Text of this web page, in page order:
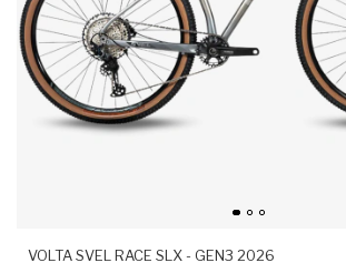
VOLTA SVEL RACE SLX - GEN3 2026